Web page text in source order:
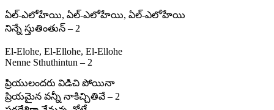
ఏల్‌-ఎలోహేయి, ఏల్‌-ఎలోహేయి, ఏల్‌-ఎలోహేయి
నిన్నే స్తుతింతున్ – 2
El-Elohe, El-Ellohe, El-Ellohe
Nenne Sthuthintun – 2
ప్రియులందరు విడిచి పోయినా
ప్రియమైన వన్నీ నాకిచ్చితివే – 2